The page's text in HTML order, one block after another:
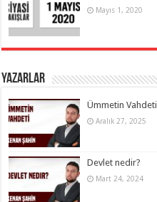
Mayıs 1, 2020
Yazarlar
Ümmetin Vahdeti
Aralık 27, 2025
Devlet nedir?
Mart 24, 2024